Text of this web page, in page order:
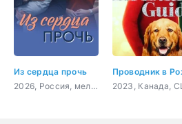
Из сердца прочь
2026, Россия, мелодрама